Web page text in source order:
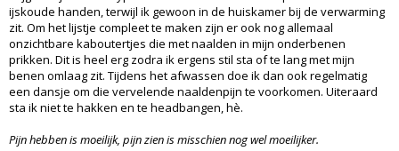
ijskoude handen, terwijl ik gewoon in de huiskamer bij de verwarming
zit. Om het lijstje compleet te maken zijn er ook nog allemaal
onzichtbare kaboutertjes die met naalden in mijn onderbenen
prikken. Dit is heel erg zodra ik ergens stil sta of te lang met mijn
benen omlaag zit. Tijdens het afwassen doe ik dan ook regelmatig
een dansje om die vervelende naaldenpijn te voorkomen. Uiteraard
sta ik niet te hakken en te headbangen, hè.
Pijn hebben is moeilijk, pijn zien is misschien nog wel moeilijker.